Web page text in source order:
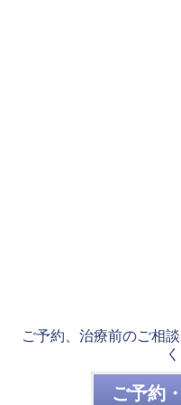
ご予約、治療前のご相
ご予約